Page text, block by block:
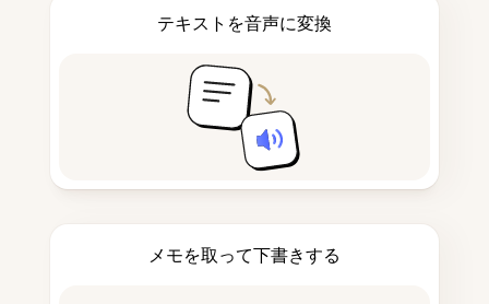
テキストを音声に変換
メモを取って下書きする